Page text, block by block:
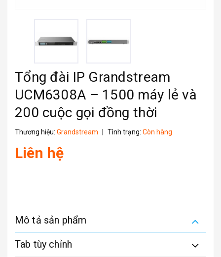
Tổng đài IP Grandstream
UCM6308A – 1500 máy lẻ và
200 cuộc gọi đồng thời
Thương hiệu: Grandstream | Tình trạng: Còn hàng
Liên hệ
Mô tả sản phẩm
Tab tùy chỉnh